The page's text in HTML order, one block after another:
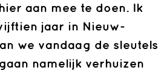
aan mee te doen. Ik
jaar in Nieuw-
we vandaag de sleutels
namelijk verhuizen